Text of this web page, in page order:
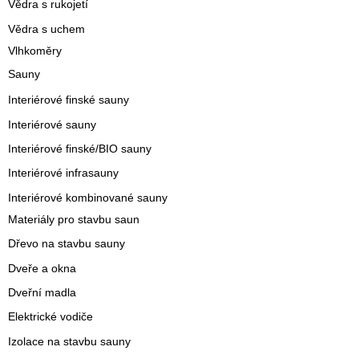
Vědra s rukojetí
Vědra s uchem
Vlhkoměry
Sauny
Interiérové finské sauny
Interiérové sauny
Interiérové finské/BIO sauny
Interiérové infrasauny
Interiérové kombinované sauny
Materiály pro stavbu saun
Dřevo na stavbu sauny
Dveře a okna
Dveřní madla
Elektrické vodiče
Izolace na stavbu sauny